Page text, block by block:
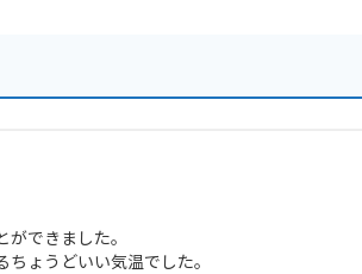
できました。
ょうどいい気温でした。